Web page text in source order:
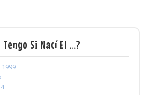
Si Nací El ...?